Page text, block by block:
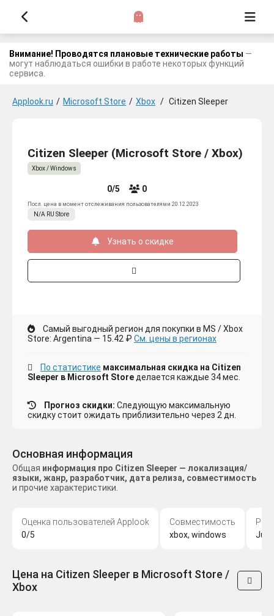
Внимание! Проводятся плановые технические работы —
могут наблюдаться ошибки в работе некоторых функций
сервиса.
Applook.ru / Microsoft Store / Xbox / Citizen Sleeper
Citizen Sleeper (Microsoft Store / Xbox)
Xbox / Windows
0/5 0
Посл. цена в момент отслеживания пользователями 20.12.2023
N/A RU Store
Узнать о скидке
Самый выгодный регион для покупки в MS / Xbox
Store: Argentina — 15.42 ₽ См. цены в регионах
По статистике максимальная скидка на Citizen
Sleeper в Microsoft Storeделается каждые 34 мес.
Прогноз скидки: Следующую максимальную
скидку стоит ожидать приблизительно через 2 дн.
Основная информация
Общая информация про Citizen Sleeper — локализация/
языки, жанр, разработчик, дата релиза, совместимость
и прочие характеристики.
Оценка пользователей Applook
0/5
Совместимость
xbox, windows
Цена на Citizen Sleeper в Microsoft Store /
Xbox